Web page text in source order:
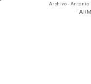
Archivo - Antonio
-